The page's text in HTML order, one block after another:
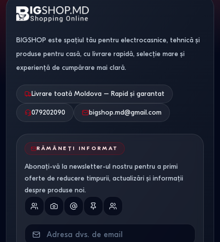
BIGSHOP este spațiul tău pentru electrocasnice, tehnică și
produse pentru casă, cu livrare rapidă, selecție mare și
experiență de cumpărare mai clară.
Livrare toată Moldova – Rapid și garantat
079202090 bigshop.md@gmail.com
RĂMÂNEȚI INFORMAT
Abonați-vă la newsletter-ul nostru pentru a primi
oferte de reducere timpurii, actualizări și informații
despre produse noi.